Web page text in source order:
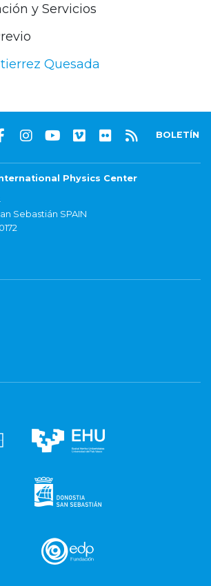
y Servicios
Quesada
BOLETÍN
Physics Center
Sebastián SPAIN